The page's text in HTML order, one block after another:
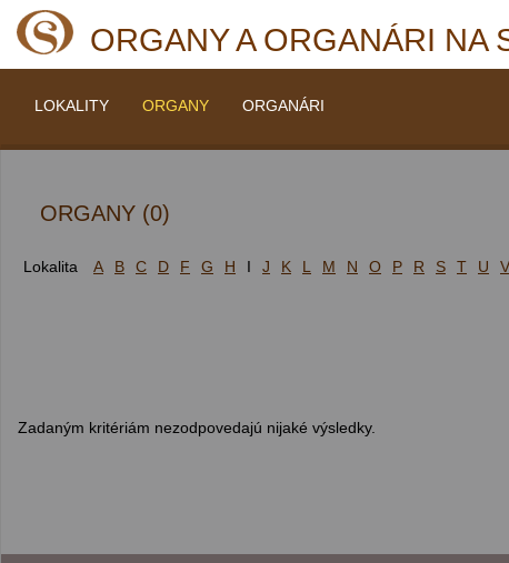
ORGANY A ORGANÁRI NA
LOKALITY ORGANY ORGANÁRI
ORGANY (0)
Lokalita A B C D F G H I J K L M N O P R S T U V
Zadaným kritériám nezodpovedajú nijaké výsledky.